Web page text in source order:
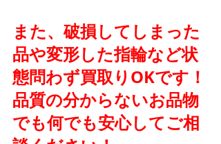
また、破損してしまった
品や変形した指輪など状
態問わず買取りOKです！
品質の分からないお品物
でも何でも安心してご相